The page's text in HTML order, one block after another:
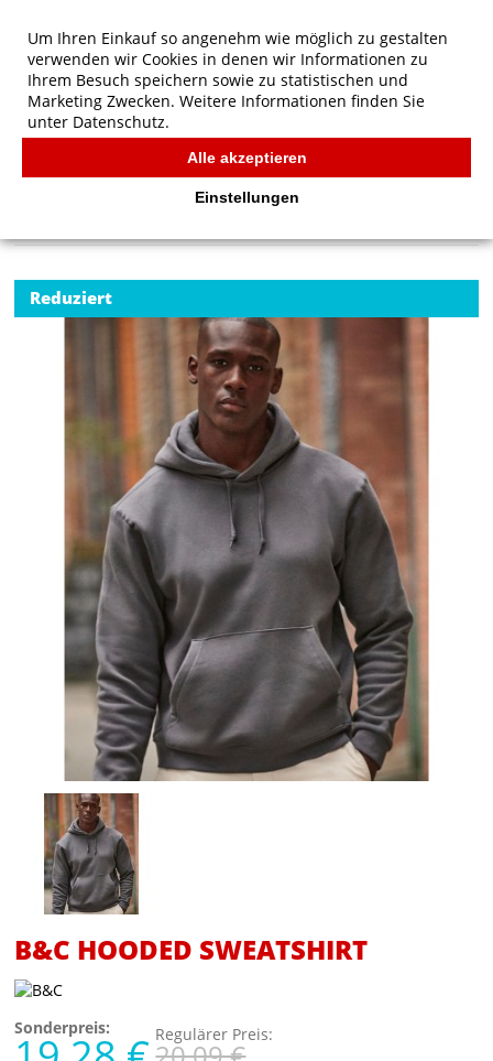
B&C Hooded Sweatshirt
Reduziert
B&C HOODED SWEATSHIRT
Sonderpreis: Regulärer Preis:
Um Ihren Einkauf so angenehm wie möglich zu gestalten
verwenden wir Cookies in denen wir Informationen zu
Ihrem Besuch speichern sowie zu statistischen und
Marketing Zwecken. Weitere Informationen finden Sie
unter Datenschutz.
Alle akzeptieren
Einstellungen